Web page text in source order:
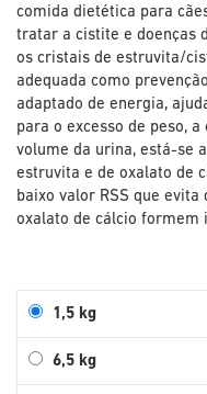
comida dietética para
tratar a cistite e doenças
os cristais de estruvita/
adequada como
adaptado de energia,
para o excesso de peso,
volume da urina, está-se
estruvita e de oxalato de
baixo valor RSS que
oxalato de cálcio formem
1,5 kg
6,5 kg